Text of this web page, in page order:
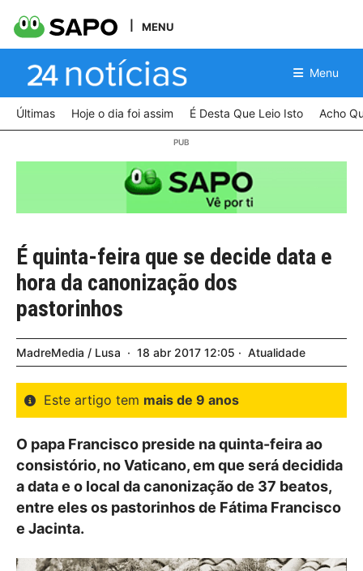
MENU
Menu
Últimas Hoje o dia foi assim É Desta Que Leio Isto Acho
É quinta-feira que se decide data e
hora da canonização dos
pastorinhos
MadreMedia / Lusa 18 abr 2017 12:05 Atualidade
Este artigo tem mais de 9 anos
O papa Francisco preside na quinta-feira ao
consistório, no Vaticano, em que será decidida
a data e o local da canonização de 37 beatos,
entre eles os pastorinhos de Fátima Francisco
e Jacinta.